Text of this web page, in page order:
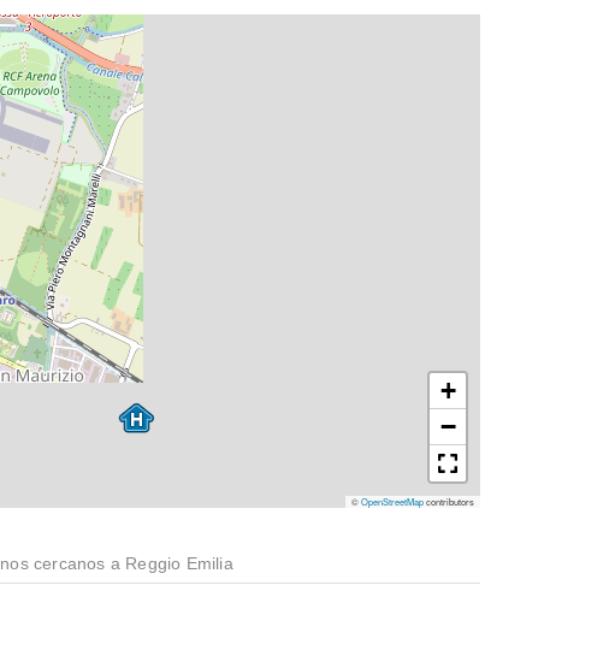
+
−
©OpenStreetMapcontributors
cercanos a Reggio Emilia